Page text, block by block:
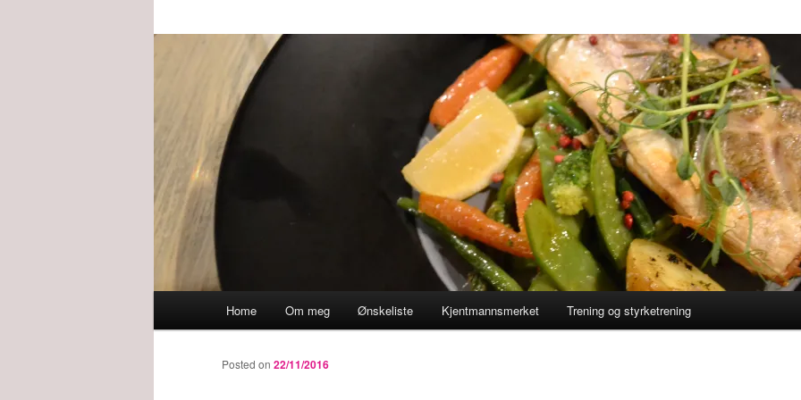
Home Om meg Ønskeliste Kjentmannsmerket Trening og styrketrening
Posted on 22/11/2016